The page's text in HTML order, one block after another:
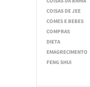
COISAS DE JEE
COMES E BEBES
COMPRAS
DIETA
EMAGRECIMENTO
FENG SHUI